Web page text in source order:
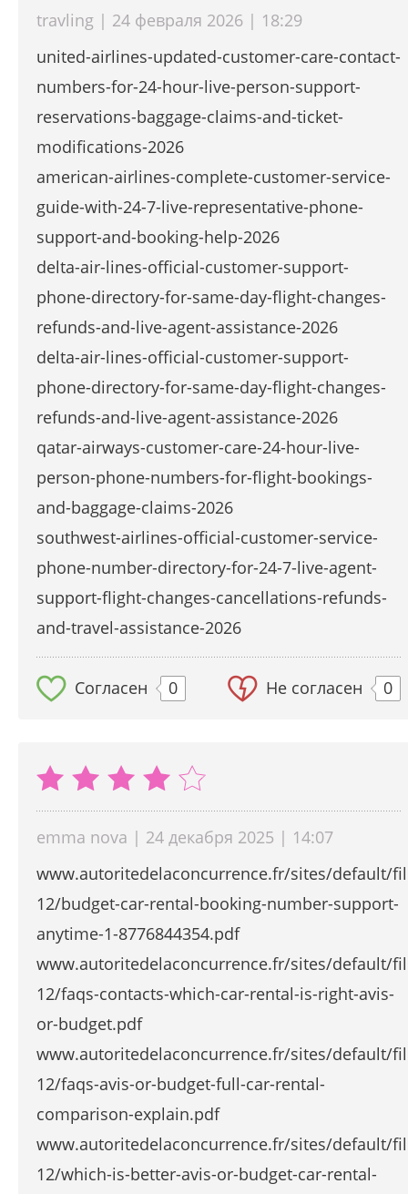
travling | 24 февраля 2026 | 18:29
united-airlines-updated-customer-care-contact-
numbers-for-24-hour-live-person-support-
reservations-baggage-claims-and-ticket-
modifications-2026
american-airlines-complete-customer-service-
guide-with-24-7-live-representative-phone-
support-and-booking-help-2026
delta-air-lines-official-customer-support-
phone-directory-for-same-day-flight-changes-
refunds-and-live-agent-assistance-2026
delta-air-lines-official-customer-support-
phone-directory-for-same-day-flight-changes-
refunds-and-live-agent-assistance-2026
qatar-airways-customer-care-24-hour-live-
person-phone-numbers-for-flight-bookings-
and-baggage-claims-2026
southwest-airlines-official-customer-service-
phone-number-directory-for-24-7-live-agent-
support-flight-changes-cancellations-refunds-
and-travel-assistance-2026
Согласен 0 Не согласен 0
emma nova | 24 декабря 2025 | 14:07
www.autoritedelaconcurrence.fr/sites/default/
12/budget-car-rental-booking-number-support-
anytime-1-8776844354.pdf
www.autoritedelaconcurrence.fr/sites/default/
12/faqs-contacts-which-car-rental-is-right-avis-
or-budget.pdf
www.autoritedelaconcurrence.fr/sites/default/
12/faqs-avis-or-budget-full-car-rental-
comparison-explain.pdf
www.autoritedelaconcurrence.fr/sites/default/
12/which-is-better-avis-or-budget-car-rental-